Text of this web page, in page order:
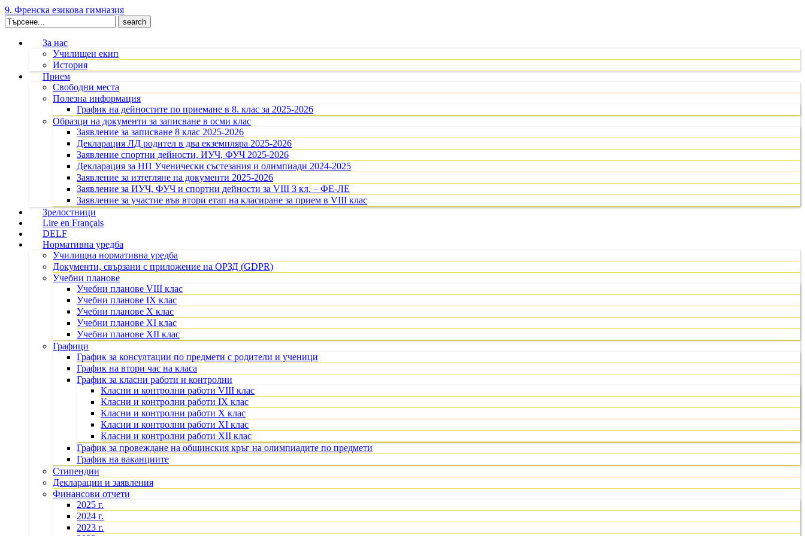
9. Френска езикова гимназия
Search
for:
За нас
Училищен екип
История
Прием
Свободни места
Полезна информация
График на дейностите по приемане в 8. клас за 2025-2026
Образци на документи за записване в осми клас
Заявление за записване 8 клас 2025-2026
Декларация ЛД родител в два екземпляра 2025-2026
Заявление спортни дейности, ИУЧ, ФУЧ 2025-2026
Декларация за НП Ученически състезания и олимпиади 2024-2025
Заявление за изтегляне на документи 2025-2026
Заявление за ИУЧ, ФУЧ и спортни дейности за VIII З кл. – ФЕ-ЛЕ
Заявление за участие във втори етап на класиране за прием в VIII клас
Зрелостници
Lire en Français
DELF
Нормативна уредба
Училищна нормативна уредба
Документи, свързани с приложение на ОРЗД (GDPR)
Учебни планове
Учебни планове VIII клас
Учебни планове IX клас
Учебни планове X клас
Учебни планове XI клас
Учебни планове XII клас
Графици
График за консултации по предмети с родители и ученици
График на втори час на класа
График за класни работи и контролни
Класни и контролни работи VIII клас
Класни и контролни работи IX клас
Класни и контролни работи X клас
Класни и контролни работи XI клас
Класни и контролни работи XII клас
График за провеждане на общинския кръг на олимпиадите по предмети
График на ваканциите
Стипендии
Декларации и заявления
Финансови отчети
2025 г.
2024 г.
2023 г.